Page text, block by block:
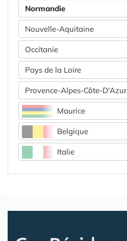
Normandie
Nouvelle-Aquitaine
Occitanie
Pays de la Loire
Provence-Alpes-Côte-D'Azur
Maurice
Belgique
Italie